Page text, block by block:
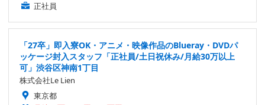
正社員
「27卒」即入寮OK・アニメ・映像作品のBlueray・DVDパ
ッケージ封入スタッフ「正社員/土日祝休み/月給30万以上
可」渋谷区神南1丁目
株式会社Le Lien
東京都